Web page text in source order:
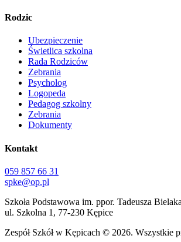
Rodzic
Ubezpieczenie
Świetlica szkolna
Rada Rodziców
Zebrania
Psycholog
Logopeda
Pedagog szkolny
Zebrania
Dokumenty
Kontakt
059 857 66 31
spke@op.pl
Szkoła Podstawowa im. ppor. Tadeusza
ul. Szkolna 1, 77-230 Kępice
Zespół Szkół w Kępicach © 2026. Wszystkie